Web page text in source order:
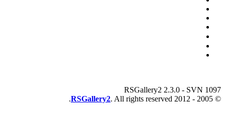
RSGallery2 2.3.0 - SVN 1097
© 2005 - 2012
RSGallery2. All rights reserved.